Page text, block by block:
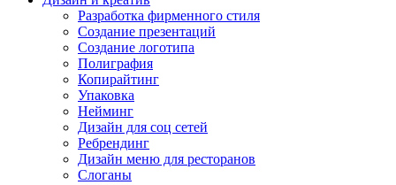
Разработка фирменного стиля
Создание презентаций
Создание логотипа
Полиграфия
Копирайтинг
Упаковка
Нейминг
Дизайн для соц сетей
Ребрендинг
Дизайн меню для ресторанов
Слоганы